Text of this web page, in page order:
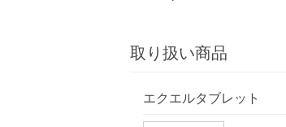
取り扱い商品
エクエルタブレット